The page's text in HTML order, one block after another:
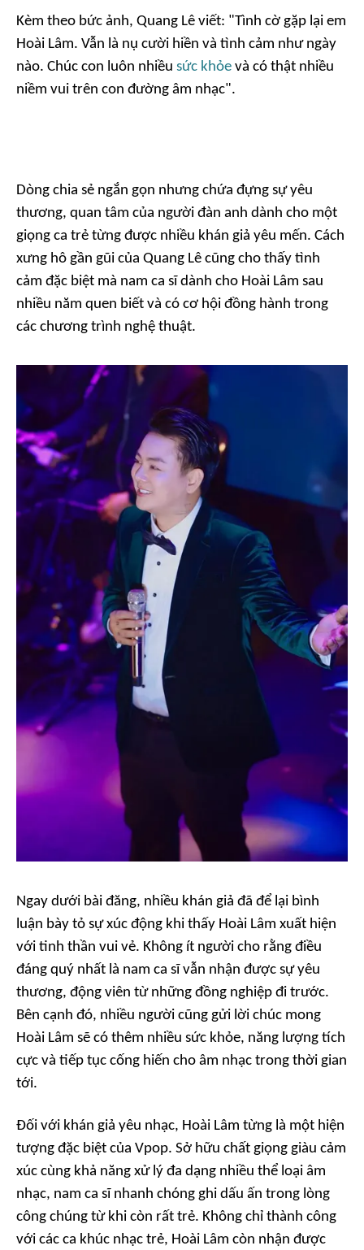
Kèm theo bức ảnh, Quang Lê viết: "Tình cờ gặp lại em
Hoài Lâm. Vẫn là nụ cười hiền và tình cảm như ngày
nào. Chúc con luôn nhiều sức khỏe và có thật nhiều
niềm vui trên con đường âm nhạc".
Dòng chia sẻ ngắn gọn nhưng chứa đựng sự yêu
thương, quan tâm của người đàn anh dành cho một
giọng ca trẻ từng được nhiều khán giả yêu mến. Cách
xưng hô gần gũi của Quang Lê cũng cho thấy tình
cảm đặc biệt mà nam ca sĩ dành cho Hoài Lâm sau
nhiều năm quen biết và có cơ hội đồng hành trong
các chương trình nghệ thuật.
Ngay dưới bài đăng, nhiều khán giả đã để lại bình
luận bày tỏ sự xúc động khi thấy Hoài Lâm xuất hiện
với tinh thần vui vẻ. Không ít người cho rằng điều
đáng quý nhất là nam ca sĩ vẫn nhận được sự yêu
thương, động viên từ những đồng nghiệp đi trước.
Bên cạnh đó, nhiều người cũng gửi lời chúc mong
Hoài Lâm sẽ có thêm nhiều sức khỏe, năng lượng tích
cực và tiếp tục cống hiến cho âm nhạc trong thời gian
tới.
Đối với khán giả yêu nhạc, Hoài Lâm từng là một hiện
tượng đặc biệt của Vpop. Sở hữu chất giọng giàu cảm
xúc cùng khả năng xử lý đa dạng nhiều thể loại âm
nhạc, nam ca sĩ nhanh chóng ghi dấu ấn trong lòng
công chúng từ khi còn rất trẻ. Không chỉ thành công
với các ca khúc nhạc trẻ, Hoài Lâm còn nhận được